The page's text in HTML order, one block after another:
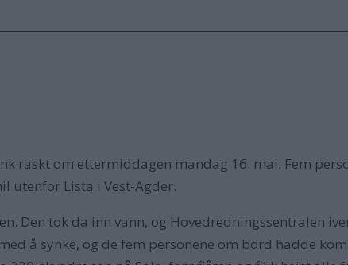
raskt om ettermiddagen mandag 16. mai. Fem
utenfor Lista i Vest-Agder.
Den tok da inn vann, og Hovedredningssentralen
å synke, og de fem personene om bord hadde